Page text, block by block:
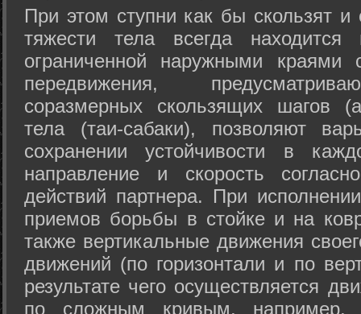
При этом ступни как бы скользят
тяжести тела всегда
ограниченной наружными краями
передвижения,
соразмерных скользящих шагов
тела (таи-сабаки), позволяют
сохранении устойчивости в
направление и скорость
действий партнера. При
приемов борьбы в стойке и на
также вертикальные движения
движений (по горизонтали и по
результате чего осуществляется
по сложным кривым, например,